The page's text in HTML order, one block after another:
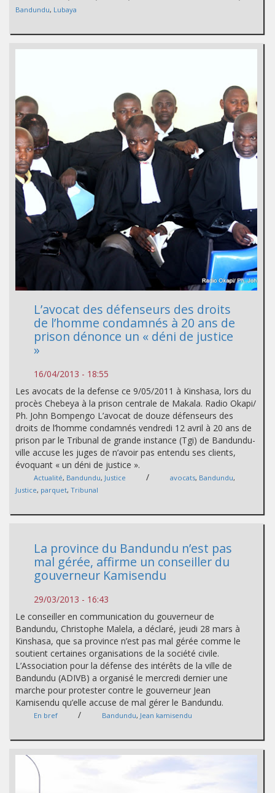
Bandundu, Lubaya
L’avocat des défenseurs des droits
de l’homme condamnés à 20 ans de
prison dénonce un « déni de justice
»
16/04/2013 - 18:55
Les avocats de la defense ce 9/05/2011 à Kinshasa, lors du
procès Chebeya à la prison centrale de Makala. Radio Okapi/
Ph. John Bompengo L’avocat de douze défenseurs des
droits de l’homme condamnés vendredi 12 avril à 20 ans de
prison par le Tribunal de grande instance (Tgi) de Bandundu-
ville accuse les juges de n’avoir pas entendu ses clients,
évoquant « un déni de justice ».
Actualité, Bandundu, Justice / avocats, Bandundu,
Justice, parquet, Tribunal
La province du Bandundu n’est pas
mal gérée, affirme un conseiller du
gouverneur Kamisendu
29/03/2013 - 16:43
Le conseiller en communication du gouverneur de
Bandundu, Christophe Malela, a déclaré, jeudi 28 mars à
Kinshasa, que sa province n’est pas mal gérée comme le
soutient certaines organisations de la société civile.
L’Association pour la défense des intérêts de la ville de
Bandundu (ADIVB) a organisé le mercredi dernier une
marche pour protester contre le gouverneur Jean
Kamisendu qu’elle accuse de mal gérer le Bandundu.
En bref / Bandundu, Jean kamisendu